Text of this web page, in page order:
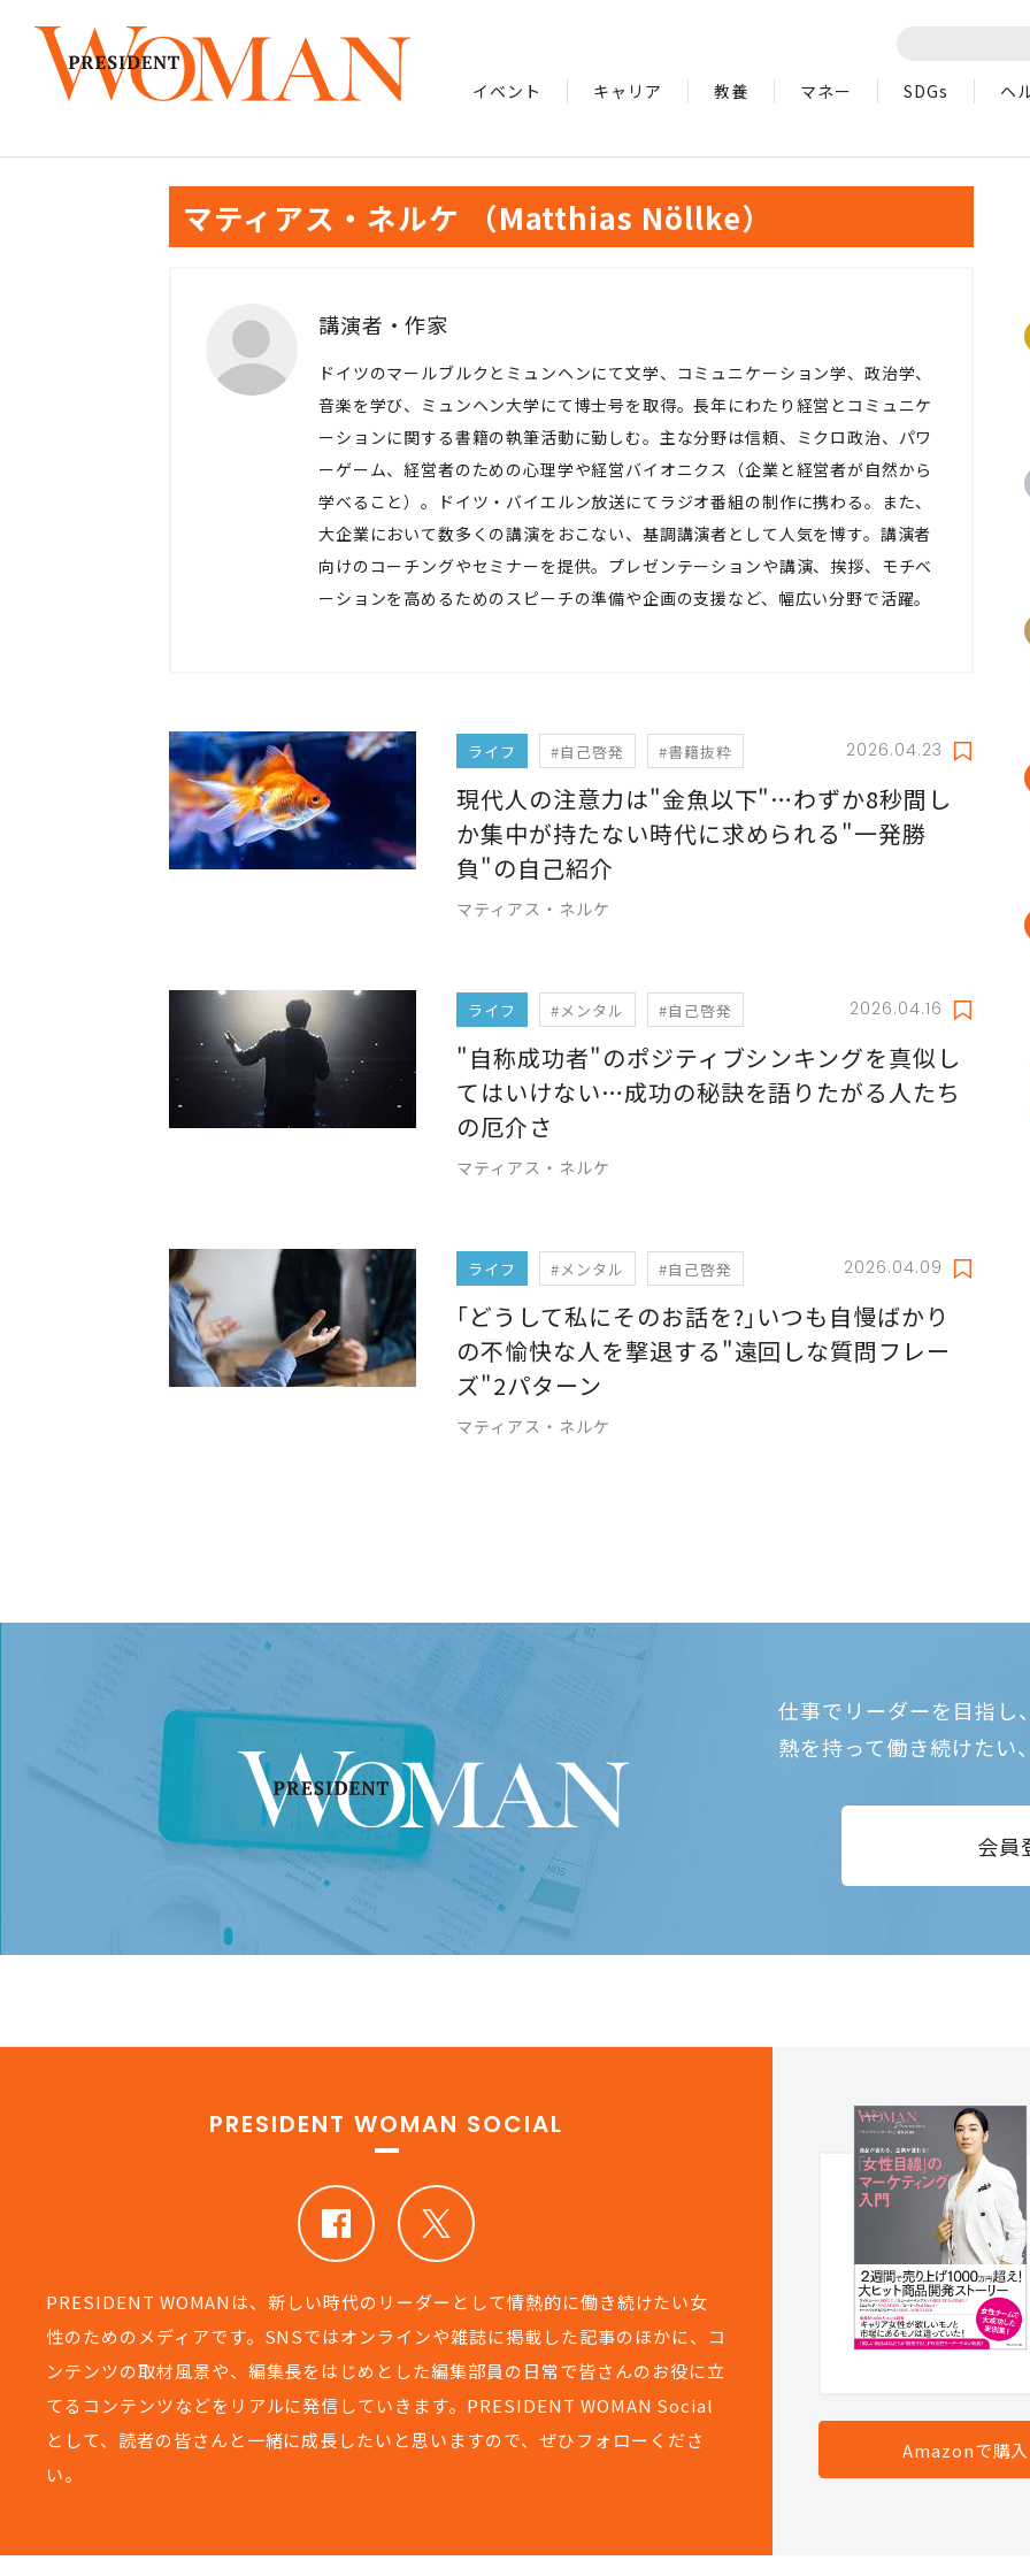
イベント キャリア 教養 マネー SDGs ヘ
マティアス・ネルケ （Matthias Nöllke）
講演者・作家
ドイツのマールブルクとミュンヘンにて文学、コミュニケーション学、政治学、
音楽を学び、ミュンヘン大学にて博士号を取得。長年にわたり経営とコミュニケ
ーションに関する書籍の執筆活動に勤しむ。主な分野は信頼、ミクロ政治、パワ
ーゲーム、経営者のための心理学や経営バイオニクス（企業と経営者が自然から
学べること）。ドイツ・バイエルン放送にてラジオ番組の制作に携わる。また、
大企業において数多くの講演をおこない、基調講演者として人気を博す。講演者
向けのコーチングやセミナーを提供。プレゼンテーションや講演、挨拶、モチベ
ーションを高めるためのスピーチの準備や企画の支援など、幅広い分野で活躍。
ライフ #自己啓発 #書籍抜粋 2026.04.23
現代人の注意力は"金魚以下"…わずか8秒間し
か集中が持たない時代に求められる"一発勝
負"の自己紹介
マティアス・ネルケ
ライフ #メンタル #自己啓発 2026.04.16
"自称成功者"のポジティブシンキングを真似し
てはいけない…成功の秘訣を語りたがる人たち
の厄介さ
マティアス・ネルケ
ライフ #メンタル #自己啓発 2026.04.09
｢どうして私にそのお話を?｣いつも自慢ばかり
の不愉快な人を撃退する"遠回しな質問フレー
ズ"2パターン
マティアス・ネルケ
仕事でリーダーを目指し
熱を持って働き続けたい
会員
PRESIDENT WOMAN SOCIAL
PRESIDENT WOMANは、新しい時代のリーダーとして情熱的に働き続けたい女
性のためのメディアです。SNSではオンラインや雑誌に掲載した記事のほかに、コ
ンテンツの取材風景や、編集長をはじめとした編集部員の日常で皆さんのお役に立
てるコンテンツなどをリアルに発信していきます。PRESIDENT WOMAN Social
として、読者の皆さんと一緒に成長したいと思いますので、ぜひフォローくださ
い。
Amazonで購入